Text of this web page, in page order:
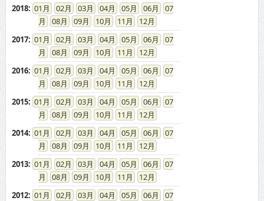
2018: 01 02 03 04 05 06
07
08
09 10 11
12
2017: 01 02 03 04 05 06
07
08
09 10 11
12
2016: 01 02 03 04 05 06
07
08
09 10 11
12
2015: 01 02 03 04 05 06
07
08
09 10 11
12
2014: 01 02 03 04 05 06
07
08
09 10 11
12
2013: 01 02 03 04 05 06
07
08
09 10 11
12
2012: 01 02 03 04 05 06
07